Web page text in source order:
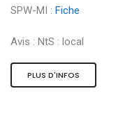
SPW-MI : Fiche
Avis : NtS : local
PLUS D'INFOS